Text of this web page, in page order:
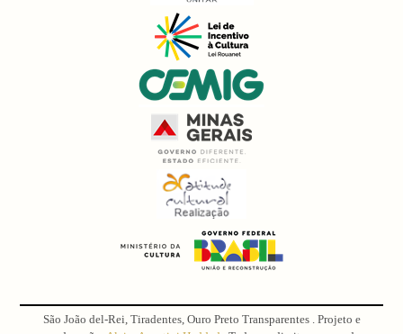
São João del-Rei, Tiradentes, Ouro Preto Transparentes . Projeto e